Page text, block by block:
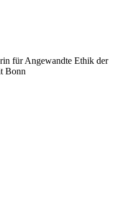
für Angewandte Ethik der
Bonn